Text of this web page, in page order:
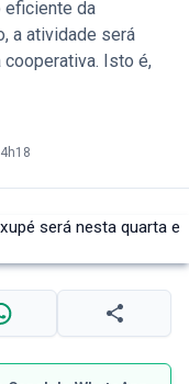
eficiente da
a atividade será
cooperativa. Isto é,